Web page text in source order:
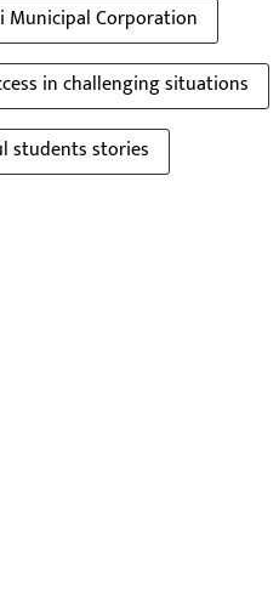
Municipal Corporation
in challenging situations
students stories